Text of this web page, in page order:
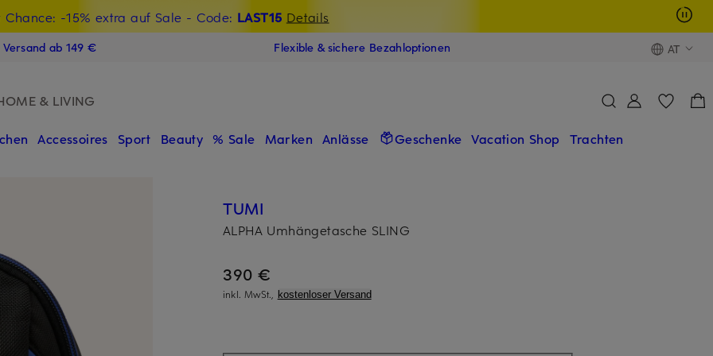
Chance: -15% extra auf Sale - Code: LAST15 Details
Willkommensgutschein mit Beyond sichern
ab 149 € Flexible & sichere Bezahloptionen AT
& LIVING
Accessoires Sport Beauty % Sale Marken Anlässe Geschenke Vacation Shop Trachten
TUMI
ALPHA Umhängetasche SLING
390 €
inkl. MwSt., kostenloser Versand